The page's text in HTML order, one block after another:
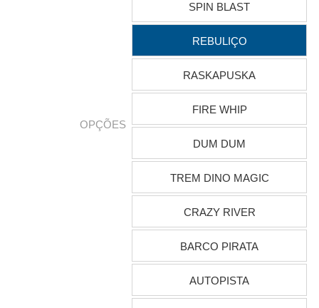
OPÇÕES
SPIN BLAST
REBULIÇO
RASKAPUSKA
FIRE WHIP
DUM DUM
TREM DINO MAGIC
CRAZY RIVER
BARCO PIRATA
AUTOPISTA